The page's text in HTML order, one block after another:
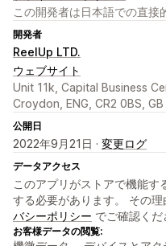
この開発者は日本語での直接
開発者
ReelUp LTD.
ウェブサイト
Unit 11k, Capital Business
Croydon, ENG, CR2 0BS, GB
公開日
2022年9月21日 · 変更ログ
データアクセス
このアプリがストアで機能す
する必要があります。 その
バシーポリシー でご確認くだ
お客様データの閲覧: